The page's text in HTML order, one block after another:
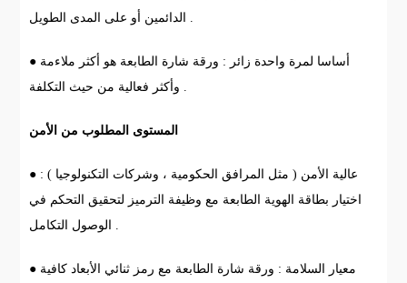
الدائمين أو على المدى الطويل .
● أساسا لمرة واحدة زائر : ورقة شارة الطابعة هو أكثر ملاءمة
وأكثر فعالية من حيث التكلفة .
المستوى المطلوب من الأمن
● عالية الأمن ( مثل المرافق الحكومية ، وشركات التكنولوجيا ) :
اختيار بطاقة الهوية الطابعة مع وظيفة الترميز لتحقيق التحكم في
الوصول التكامل .
● معيار السلامة : ورقة شارة الطابعة مع رمز ثنائي الأبعاد كافية